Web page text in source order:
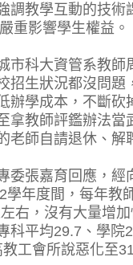
調教學互動的技術
重影響學生權益。
市科大資管系教師
招生狀況都沒問題
辦學成本，不斷砍
拿教師評鑑辦法當
老師自請退休、解
委張嘉育回應，經
學年度間，每年教
右，沒有大量增
科平均29.7、學院
工會所說惡化至